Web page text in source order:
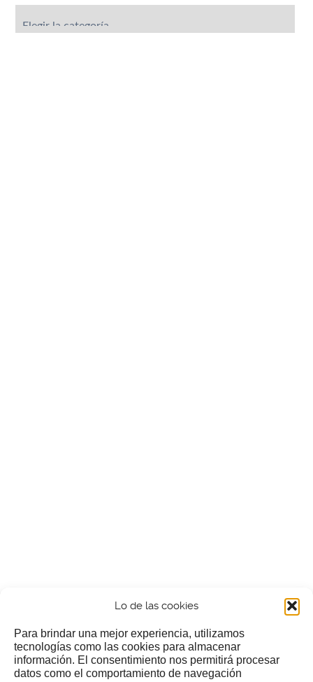
Lo de las cookies
Para brindar una mejor experiencia, utilizamos
tecnologías como las cookies para almacenar
información. El consentimiento nos permitirá procesar
datos como el comportamiento de navegación
¿Nos invitas a un cafecillo?